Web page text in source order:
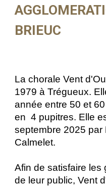
BRIEUC
La chorale Vent
1979 à Trégueux. E
année entre 50 et
en 4 pupitres. Elle
septembre 2025 par
Calmelet.
Afin de satisfaire les
de leur public, Vent